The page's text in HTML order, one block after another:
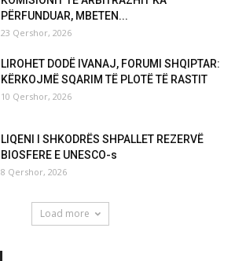
PËRFUNDUAR, MBETEN...
23 Qershor, 2026
LIROHET DODË IVANAJ, FORUMI SHQIPTAR:
KËRKOJMË SQARIM TË PLOTË TË RASTIT
10 Qershor, 2026
LIQENI I SHKODRËS SHPALLET REZERVË
BIOSFERE E UNESCO-s
8 Qershor, 2026
Load more